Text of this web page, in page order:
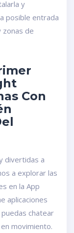
y
posible entrada
zonas de
Con
divertidas a
a explorar las
en la App
aplicaciones
chatear
movimiento.